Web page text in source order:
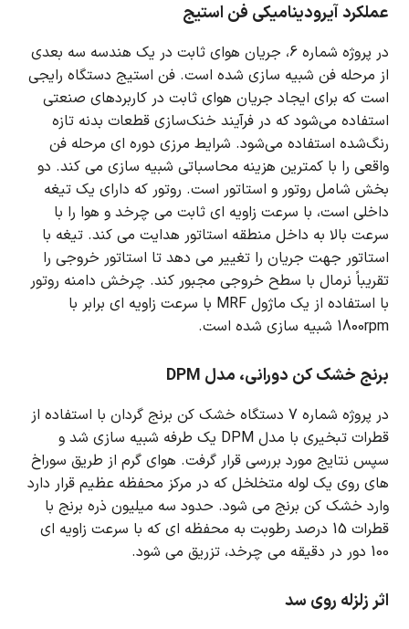
عملکرد آیرودینامیکی فن استیج
در پروژه شماره 6، جریان هوای ثابت در یک هندسه سه بعدی
از مرحله فن شبیه سازی شده است. فن استیج دستگاه رایجی
است که برای ایجاد جریان هوای ثابت در کاربردهای صنعتی
استفاده می‌شود که در فرآیند خنک‌سازی قطعات بدنه تازه
رنگ‌شده استفاده می‌شود. شرایط مرزی دوره ای مرحله فن
واقعی را با کمترین هزینه محاسباتی شبیه سازی می کند. دو
بخش شامل روتور و استاتور است. روتور که دارای یک تیغه
داخلی است، با سرعت زاویه ای ثابت می چرخد و هوا را با
سرعت بالا به داخل منطقه استاتور هدایت می کند. تیغه با
استاتور جهت جریان را تغییر می دهد تا استاتور خروجی را
تقریباً نرمال با سطح خروجی مجبور کند. چرخش دامنه روتور
با استفاده از یک ماژول MRF با سرعت زاویه ای برابر با
1800rpm شبیه سازی شده است.
برنج خشک کن دورانی، مدل DPM
در پروژه شماره 7 دستگاه خشک کن برنج گردان با استفاده از
قطرات تبخیری با مدل DPM یک طرفه شبیه سازی شد و
سپس نتایج مورد بررسی قرار گرفت. هوای گرم از طریق سوراخ
های روی یک لوله متخلخل که در مرکز محفظه عظیم قرار دارد
وارد خشک کن برنج می شود. حدود سه میلیون ذره برنج با
قطرات 15 درصد رطوبت به محفظه ای که با سرعت زاویه ای
100 دور در دقیقه می چرخد، تزریق می شود.
اثر زلزله روی سد